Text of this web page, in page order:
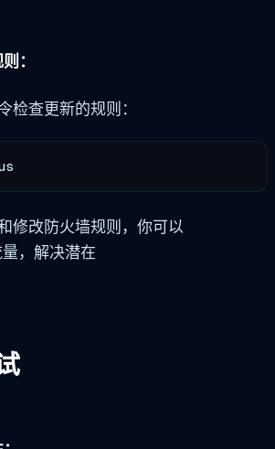
：
检查更新的规则：
修改防火墙规则，你可以
，解决潜在